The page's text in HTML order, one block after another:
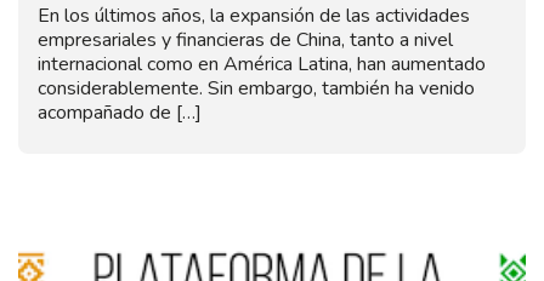
En los últimos años, la expansión de las actividades
empresariales y financieras de China, tanto a nivel
internacional como en América Latina, han aumentado
considerablemente. Sin embargo, también ha venido
acompañado de […]